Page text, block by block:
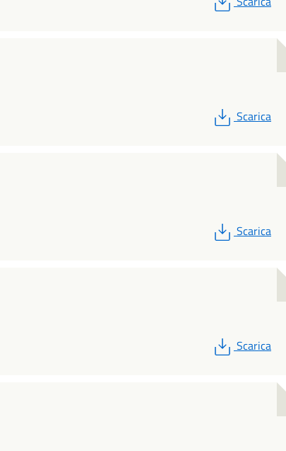
PDF
Scarica
PDF
Scarica
PDF
Scarica